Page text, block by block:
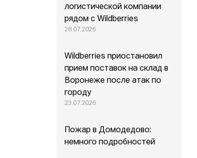
логистической компании
рядом с Wildberries
28.07.2026
Wildberries приостановил
прием поставок на склад в
Воронеже после атак по
городу
23.07.2026
Пожар в Домодедово:
немного подробностей